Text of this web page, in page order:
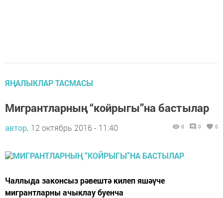
ЯҢАЛЫКЛАР ТАСМАСЫ
Мигрантларның “койрыгы”на бастылар
автор, 12 октябрь 2016 - 11:40 0 0 0
Чаллыда законсыз рәвештә килеп яшәүче
мигрантларны ачыклау буенча